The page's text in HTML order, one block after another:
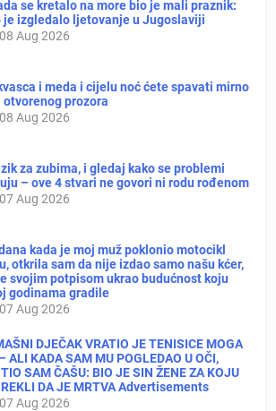
se kretalo na more bio je mali praznik:
je izgledalo ljetovanje u Jugoslaviji
08 Aug 2026
i meda i cijelu noć ćete spavati mirno
otvorenog prozora
08 Aug 2026
za zubima, i gledaj kako se problemi
– ove 4 stvari ne govori ni rodu rođenom
07 Aug 2026
kada je moj muž poklonio motocikl
otkrila sam da nije izdao samo našu kćer,
svojim potpisom ukrao budućnost koju
godinama gradile
07 Aug 2026
DJEČAK VRATIO JE TENISICE MOGA
ALI KADA SAM MU POGLEDAO U OČI,
SAM ČAŠU: BIO JE SIN ŽENE ZA KOJU
DA JE MRTVA Advertisements
07 Aug 2026